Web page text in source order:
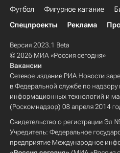
Футбол Фигурное катание
Спецпроекты
Реклама
Версия 2023.1 Beta
© 2026 МИА «Россия сегодня»
Вакансии
Сетевое издание РИА Новости
в Федеральной службе по надзору
информационных технологий и
(Роскомнадзор) 08 апреля 2014
Свидетельство о регистрации
Учредитель: Федеральное
предприятие Международное